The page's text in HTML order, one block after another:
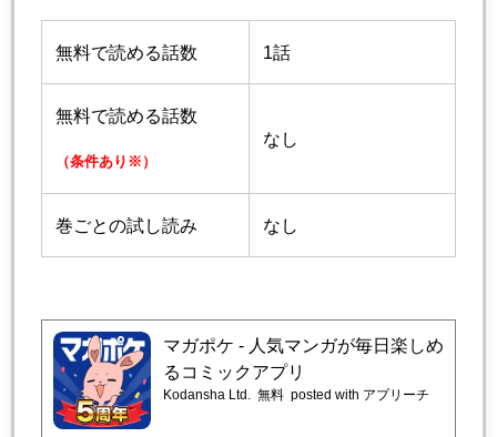
無料で読める話数 1話
無料で読める話数
（条件あり※）
なし
巻ごとの試し読み なし
マガポケ - 人気マンガが毎日楽しめ
るコミックアプリ
Kodansha Ltd. 無料 posted with アプリーチ